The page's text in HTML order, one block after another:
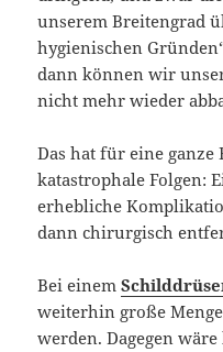
unserem Breitengrad
hygienischen
dann können wir
nicht mehr wieder
Das hat für eine
katastrophale Folgen:
erhebliche
dann chirurgisch
Bei einem
weiterhin große
werden. Dagegen